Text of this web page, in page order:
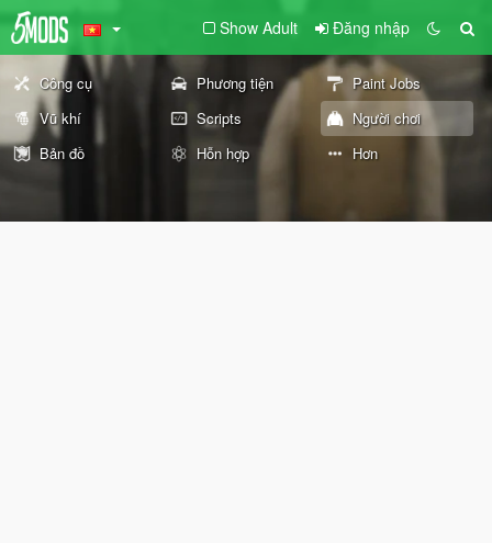
Show Adult Đăng nhập
Công cụ Phương tiện
Paint Jobs
Vũ khí
Scripts
Người chơi
Bản đồ
Hỗn hợp Hơn